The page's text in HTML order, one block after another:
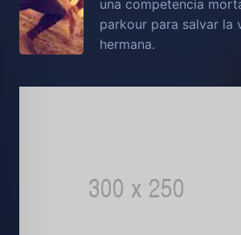
una competencia
parkour para salvar la
hermana.